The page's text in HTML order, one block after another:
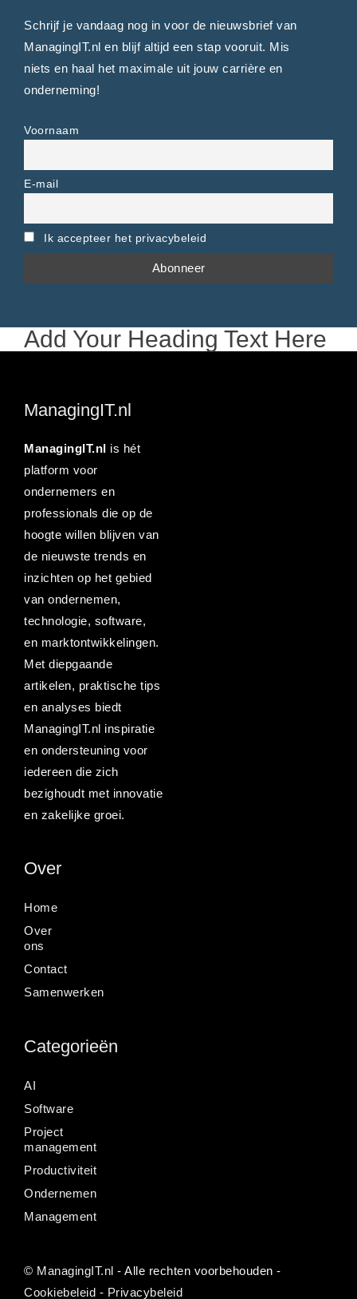
Schrijf je vandaag nog in voor de nieuwsbrief van
ManagingIT.nl en blijf altijd een stap vooruit. Mis
niets en haal het maximale uit jouw carrière en
onderneming!
Voornaam
E-mail
Ik accepteer het privacybeleid
Add Your Heading Text Here
ManagingIT.nl
ManagingIT.nl is hét
platform voor
ondernemers en
professionals die op de
hoogte willen blijven van
de nieuwste trends en
inzichten op het gebied
van ondernemen,
technologie, software,
en marktontwikkelingen.
Met diepgaande
artikelen, praktische tips
en analyses biedt
ManagingIT.nl inspiratie
en ondersteuning voor
iedereen die zich
bezighoudt met innovatie
en zakelijke groei.
Over
Home
Over
ons
Contact
Samenwerken
Categorieën
AI
Software
Project
management
Productiviteit
Ondernemen
Management
© ManagingIT.nl - Alle rechten voorbehouden -
Cookiebeleid - Privacybeleid